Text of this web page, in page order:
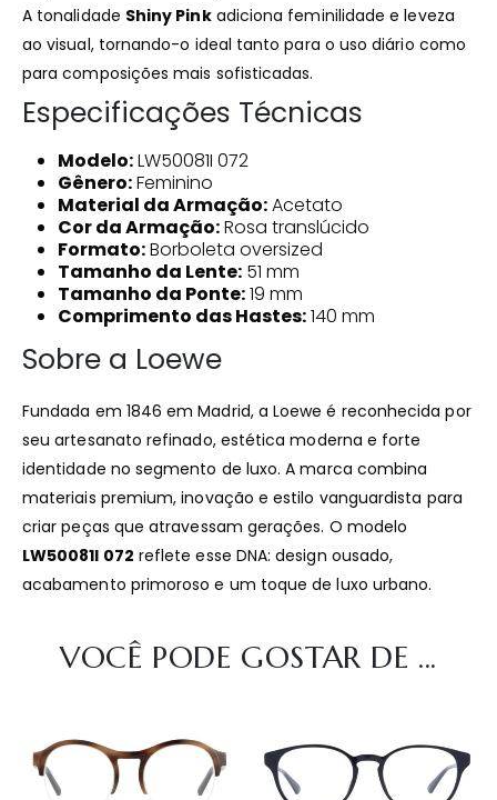
A tonalidade Shiny Pinkadiciona feminilidade e leveza
ao visual, tornando-o ideal tanto para o uso diário como
para composições mais sofisticadas.
Especificações Técnicas
Modelo:LW50081I 072
Gênero:Feminino
Material da Armação:Acetato
Cor da Armação:Rosa translúcido
Formato:Borboleta oversized
Tamanho da Lente: 51 mm
Tamanho da Ponte:19 mm
Comprimento das Hastes:140 mm
Sobre a Loewe
Fundada em 1846 em Madrid, a Loewe é reconhecida por
seu artesanato refinado, estética moderna e forte
identidade no segmento de luxo. A marca combina
materiais premium, inovação e estilo vanguardista para
criar peças que atravessam gerações. O modelo
LW50081I 072 reflete esse DNA: design ousado,
acabamento primoroso e um toque de luxo urbano.
VOCÊ PODE GOSTAR DE ...